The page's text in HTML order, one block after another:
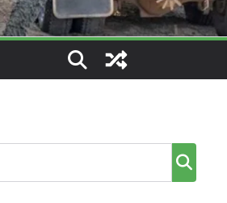
Cari